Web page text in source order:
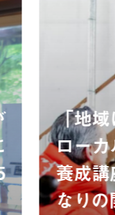
「地
ロー
養成
なり